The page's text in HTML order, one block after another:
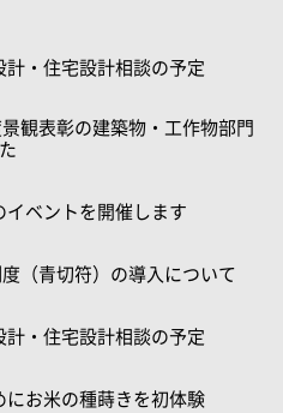
計・住宅設計相談の予定
観表彰の建築物・工作物部門
イベントを開催します
（青切符）の導入について
計・住宅設計相談の予定
にお米の種蒔きを初体験